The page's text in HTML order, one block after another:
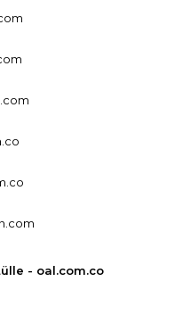
- oal.com.co